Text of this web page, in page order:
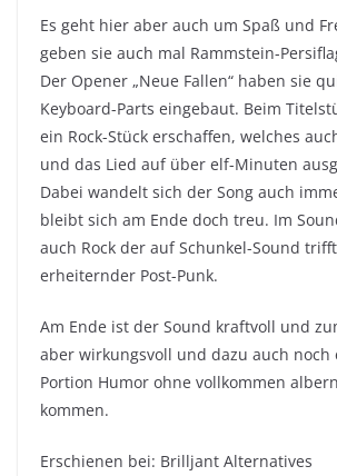
Es geht hier aber auch um Spaß und
geben sie auch mal Rammstein-
Der Opener „Neue Fallen“ haben sie
Keyboard-Parts eingebaut. Beim
ein Rock-Stück erschaffen, welches
und das Lied auf über elf-Minuten
Dabei wandelt sich der Song auch
bleibt sich am Ende doch treu. Im
auch Rock der auf Schunkel-Sound
erheiternder Post-Punk.
Am Ende ist der Sound kraftvoll und
aber wirkungsvoll und dazu auch noch
Portion Humor ohne vollkommen
kommen.
Erschienen bei: Brilljant Alternatives